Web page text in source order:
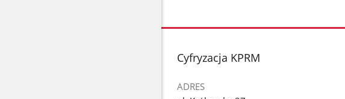
stopka
Cyfryzacja KPRM
ADRES